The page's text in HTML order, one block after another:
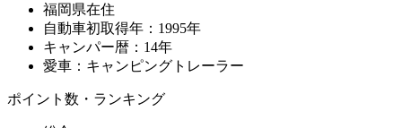
福岡県在住
自動車初取得年：1995年
キャンパー暦：14年
愛車：キャンピングトレーラー
ポイント数・ランキング